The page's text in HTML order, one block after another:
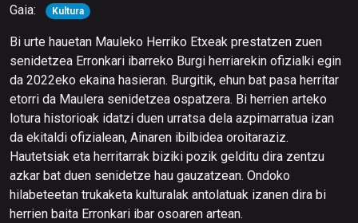
Gaia: Kultura
Bi urte hauetan Mauleko Herriko Etxeak prestatzen zuen
senidetzea Erronkari ibarreko Burgi herriarekin ofizialki egin
da 2022eko ekaina hasieran. Burgitik, ehun bat pasa herritar
etorri da Maulera senidetzea ospatzera. Bi herrien arteko
lotura historioak idatzi duen urratsa dela azpimarratua izan
da ekitaldi ofizialean, Ainaren ibilbidea oroitaraziz.
Hautetsiak eta herritarrak biziki pozik gelditu dira zentzu
azkar bat duen senidetze hau gauzatzean. Ondoko
hilabeteetan trukaketa kulturalak antolatuak izanen dira bi
herrien baita Erronkari ibar osoaren artean.